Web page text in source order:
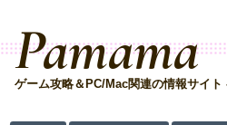
Pamama
ゲーム攻略＆PC/Mac関連の情報サイト